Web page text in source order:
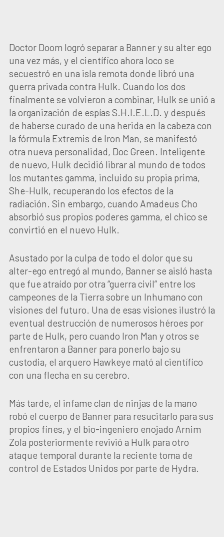
Doctor Doom logró separar a Banner y su alter ego
una vez más, y el científico ahora loco se
secuestró en una isla remota donde libró una
guerra privada contra Hulk. Cuando los dos
finalmente se volvieron a combinar, Hulk se unió a
la organización de espías S.H.I.E.L.D. y después
de haberse curado de una herida en la cabeza con
la fórmula Extremis de Iron Man, se manifestó
otra nueva personalidad, Doc Green. Inteligente
de nuevo, Hulk decidió librar al mundo de todos
los mutantes gamma, incluido su propia prima,
She-Hulk, recuperando los efectos de la
radiación. Sin embargo, cuando Amadeus Cho
absorbió sus propios poderes gamma, el chico se
convirtió en el nuevo Hulk.
Asustado por la culpa de todo el dolor que su
alter-ego entregó al mundo, Banner se aisló hasta
que fue atraído por otra “guerra civil” entre los
campeones de la Tierra sobre un Inhumano con
visiones del futuro. Una de esas visiones ilustró la
eventual destrucción de numerosos héroes por
parte de Hulk, pero cuando Iron Man y otros se
enfrentaron a Banner para ponerlo bajo su
custodia, el arquero Hawkeye mató al científico
con una flecha en su cerebro.
Más tarde, el infame clan de ninjas de la mano
robó el cuerpo de Banner para resucitarlo para sus
propios fines, y el bio-ingeniero enojado Arnim
Zola posteriormente revivió a Hulk para otro
ataque temporal durante la reciente toma de
control de Estados Unidos por parte de Hydra.